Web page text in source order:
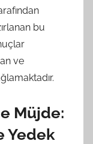
bu
ve
Müjde:
Yedek